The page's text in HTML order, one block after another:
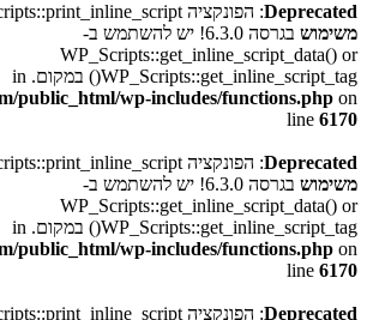
Deprecated: הפונקציה WP_Scripts::print_inline_script
משימוש
בגרסה 6.3.0! יש להשתמש ב-
WP_Scripts::get_inline_script_data() or
WP_Scripts::get_inline_script_tag() במקום. in
public_html/wp-includes/functions.php on
line 6170
Deprecated: הפונקציה WP_Scripts::print_inline_script
משימוש
בגרסה 6.3.0! יש להשתמש ב-
WP_Scripts::get_inline_script_data() or
WP_Scripts::get_inline_script_tag() במקום. in
public_html/wp-includes/functions.php on
line 6170
Deprecated: הפונקציה WP_Scripts::print_inline_script